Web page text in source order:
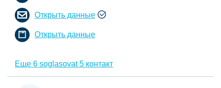
Открыть данные
Открыть данные
Еще 6 soglasovat 5 контакт